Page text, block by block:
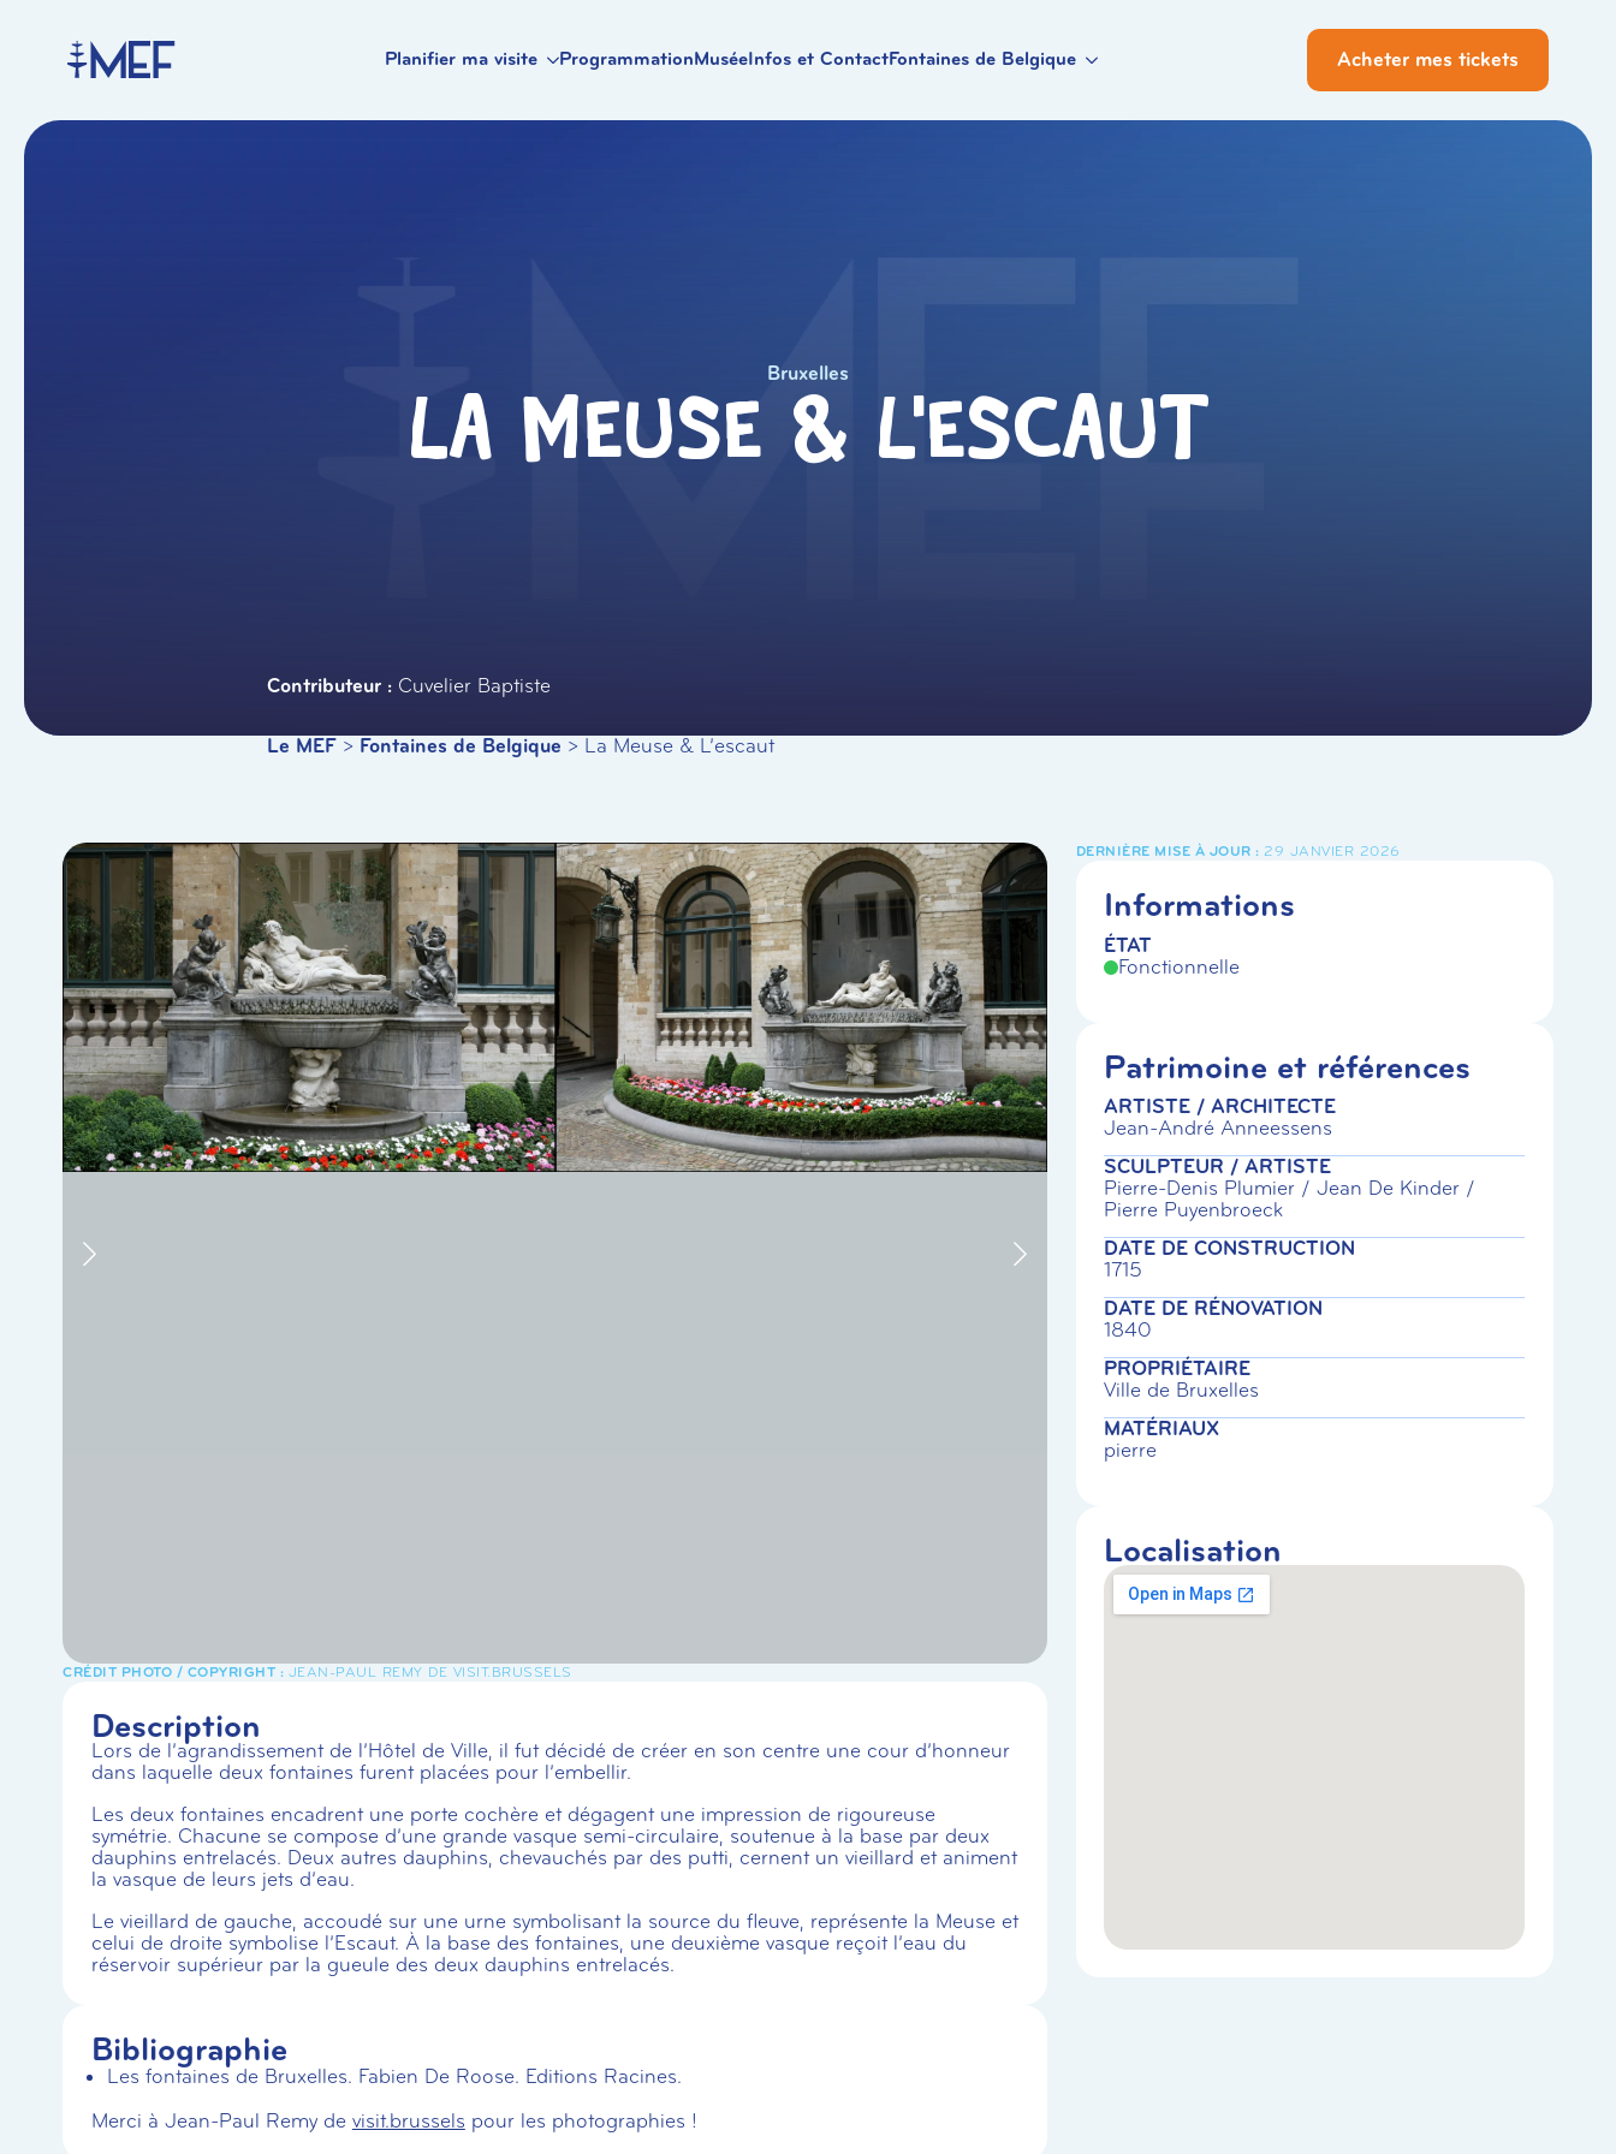
Planifier ma visite ProgrammationMuséeInfos et ContactFontaines de Belgique Acheter mes tickets
Bruxelles
La Meuse & L’escaut
Cuvelier Baptiste
Le MEF > Fontaines de Belgique > La Meuse & L’escaut
JEAN-PAUL REMY DE VISIT.BRUSSELS
Description
Lors de l’agrandissement de l’Hôtel de Ville, il fut décidé de créer en son centre une cour d’honneur
dans laquelle deux fontaines furent placées pour l’embellir.
Les deux fontaines encadrent une porte cochère et dégagent une impression de rigoureuse
symétrie. Chacune se compose d’une grande vasque semi-circulaire, soutenue à la base par deux
dauphins entrelacés. Deux autres dauphins, chevauchés par des putti, cernent un vieillard et animent
la vasque de leurs jets d’eau.
Le vieillard de gauche, accoudé sur une urne symbolisant la source du fleuve, représente la Meuse et
celui de droite symbolise l’Escaut. À la base des fontaines, une deuxième vasque reçoit l’eau du
réservoir supérieur par la gueule des deux dauphins entrelacés.
Bibliographie
Les fontaines de Bruxelles. Fabien De Roose. Editions Racines.
Merci à Jean-Paul Remy de visit.brussels pour les photographies !
29 JANVIER 2026
Informations
ÉTAT
Fonctionnelle
Patrimoine et références
ARTISTE / ARCHITECTE
Jean-André Anneessens
SCULPTEUR / ARTISTE
Pierre-Denis Plumier / Jean De Kinder /
Pierre Puyenbroeck
DATE DE CONSTRUCTION
1715
DATE DE RÉNOVATION
1840
PROPRIÉTAIRE
Ville de Bruxelles
MATÉRIAUX
pierre
Localisation